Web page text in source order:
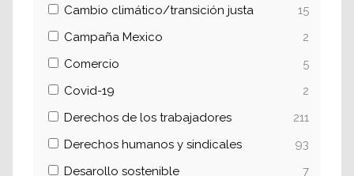
Cambio climático/transición justa
15
Campaña Mexico
2
Comercio
5
Covid-19
2
Derechos de los trabajadores
211
Derechos humanos y sindicales
93
Desarollo sostenible
7